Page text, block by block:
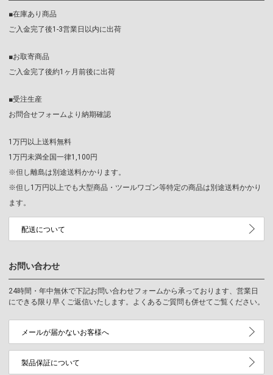
■在庫あり商品
ご入金完了後1-3営業日以内に出荷
■お取寄商品
ご入金完了後約1ヶ月前後に出荷
■受注生産
お問合せフォームより納期確認
1万円以上送料無料
1万円未満全国一律1,100円
※但し離島は別途送料かかります。
※但し1万円以上でも大型商品・ツールワゴン等特定の商品は別途送料かかり
ます。
配送について
お問い合わせ
24時間・年中無休で下記お問い合わせフォームから承っております、営業日
にできる限り早くご返信いたします。よくあるご質問も併せてご覧ください。
メールが届かないお客様へ
製品保証について